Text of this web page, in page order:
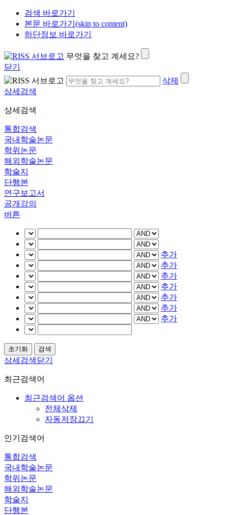
검색 바로가기
본문 바로가기(skip to content)
하단정보 바로가기
무엇을 찾고 계세요?
닫기
삭제
상세검색
상세검색
통합검색
국내학술논문
학위논문
해외학술논문
학술지
단행본
연구보고서
공개강의
버튼
추가
추가
추가
추가
추가
추가
추가
상세검색닫기
최근검색어
최근검색어 옵션
전체삭제
자동저장끄기
인기검색어
통합검색
국내학술논문
학위논문
해외학술논문
학술지
단행본